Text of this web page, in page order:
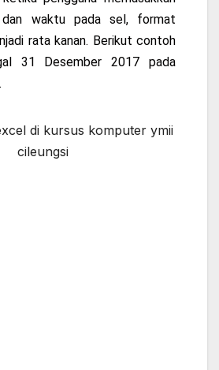
waktu pada sel, format
rata kanan. Berikut contoh
31 Desember 2017 pada